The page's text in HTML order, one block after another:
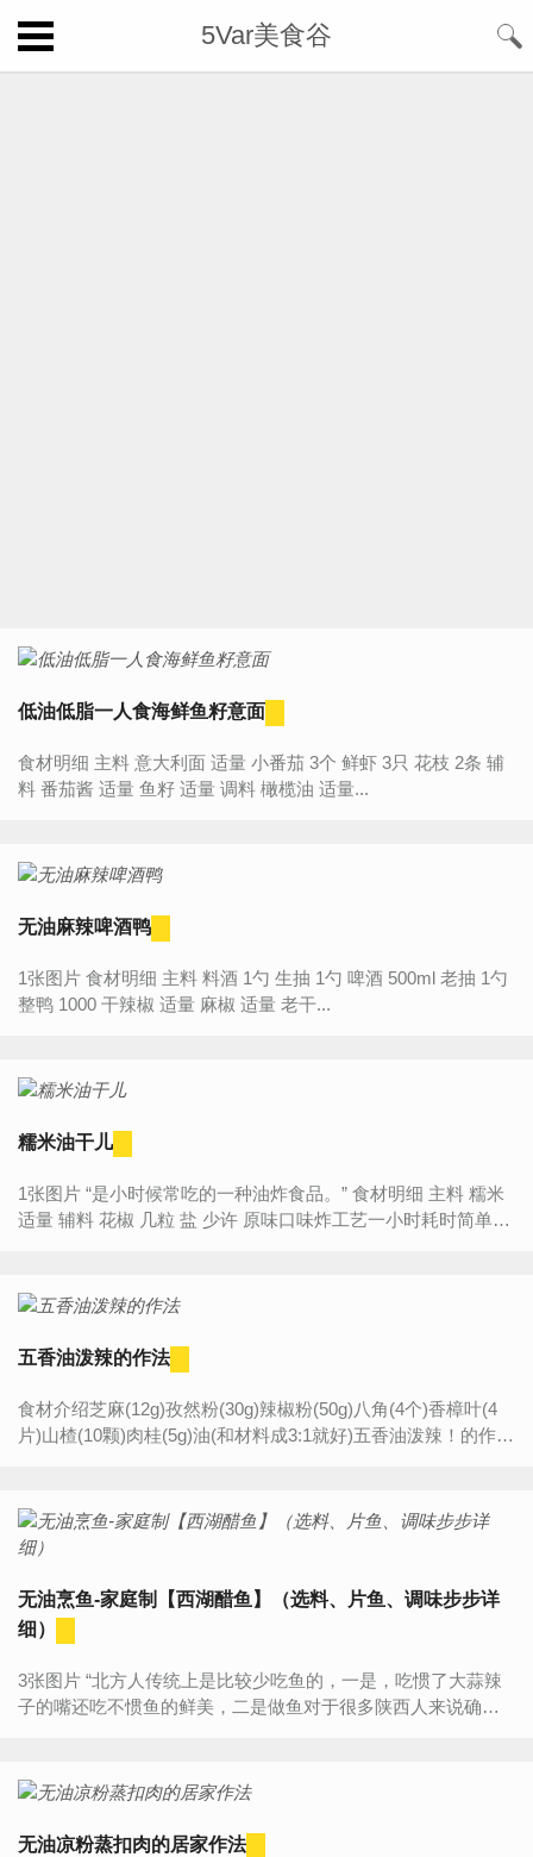
5Var美食谷
低油低脂一人食海鲜鱼籽意面
食材明细 主料 意大利面 适量 小番茄 3个 鲜虾 3只 花枝 2条 辅
料 番茄酱 适量 鱼籽 适量 调料 橄榄油 适量...
无油麻辣啤酒鸭
1张图片 食材明细 主料 料酒 1勺 生抽 1勺 啤酒 500ml 老抽 1勺
整鸭 1000 干辣椒 适量 麻椒 适量 老干...
糯米油干儿
1张图片 “是小时候常吃的一种油炸食品。” 食材明细 主料 糯米
适量 辅料 花椒 几粒 盐 少许 原味口味炸工艺一小时耗时简单
五香油泼辣的作法
食材介绍芝麻(12g)孜然粉(30g)辣椒粉(50g)八角(4个)香樟叶(4
片)山楂(10颗)肉桂(5g)油(和材料成3:1就好)五香油泼辣！的作法
无油烹鱼-家庭制【西湖醋鱼】（选料、片鱼、调味步步详
细）
3张图片 “北方人传统上是比较少吃鱼的，一是，吃惯了大蒜辣
子的嘴还吃不惯鱼的鲜美，二是做鱼对于很多陕西人来说确实
无油凉粉蒸扣肉的居家作法